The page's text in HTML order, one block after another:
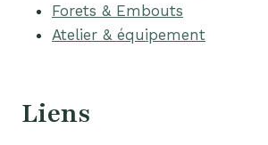
Forets & Embouts
Atelier & équipement
Liens